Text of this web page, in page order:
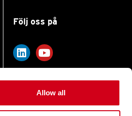
Allow all
Följ oss på